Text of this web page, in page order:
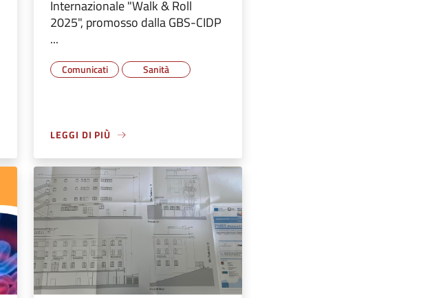
Internazionale "Walk & Roll
2025", promosso dalla GBS-CIDP
...
Comunicati Sanità
LEGGI DI PIÙ